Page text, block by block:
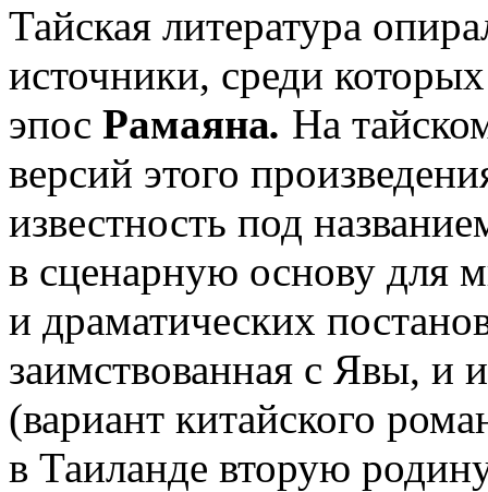
Тайская литература
источники, среди
эпос Рамаяна. На
версий этого
известность под
в сценарную основу для
и драматических
заимствованная с Явы, и
(вариант китайского
в Таиланде вторую